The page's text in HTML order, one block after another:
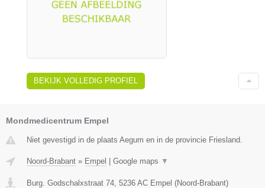
BEKIJK VOLLEDIG PROFIEL
Mondmedicentrum Empel
Niet gevestigd in de plaats Aegum en in de provincie Friesland.
Noord-Brabant » Empel Google maps ▼
Burg. Godschalxstraat 74 5236 AC Empel (Noord-Brabant)